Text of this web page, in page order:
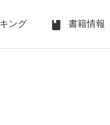
ング 書籍情報